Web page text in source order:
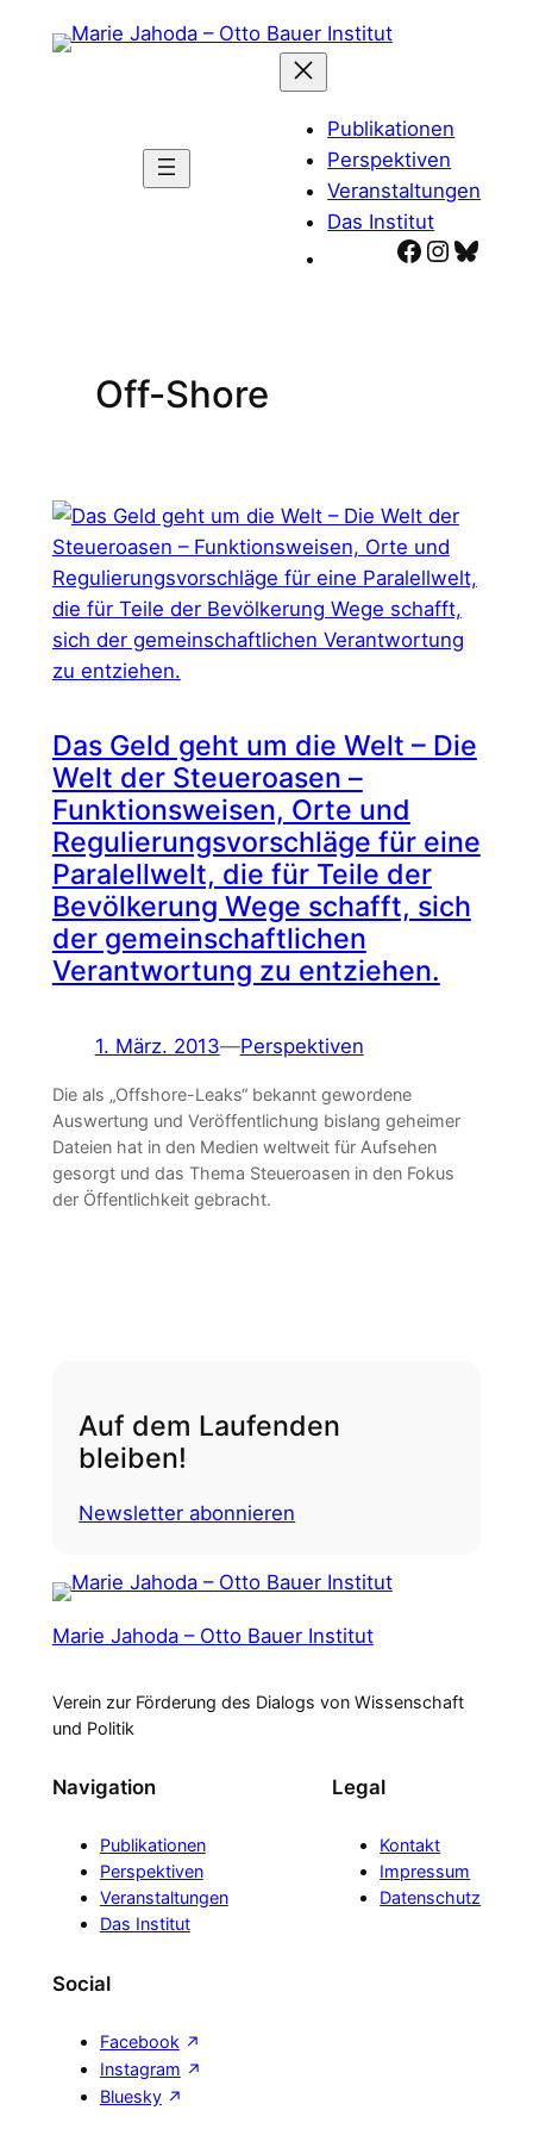
Inhalt
Publikationen
Perspektiven
Veranstaltungen
Das Institut
Facebook
Off-Shore
Das Geld geht um die Welt – Die
Welt der Steueroasen –
Funktionsweisen, Orte und
Regulierungsvorschläge für eine
Paralellwelt, die für Teile der
Bevölkerung Wege schafft, sich
der gemeinschaftlichen
Verantwortung zu entziehen.
1. März. 2013—Perspektiven
Die als „Offshore-Leaks“ bekannt gewordene
Auswertung und Veröffentlichung bislang geheimer
Dateien hat in den Medien weltweit für Aufsehen
gesorgt und das Thema Steueroasen in den Fokus
der Öffentlichkeit gebracht.
Auf dem Laufenden
bleiben!
Newsletter abonnieren
Marie Jahoda – Otto Bauer Institut
Verein zur Förderung des Dialogs von Wissenschaft
und Politik
Navigation
Publikationen
Perspektiven
Veranstaltungen
Das Institut
Legal
Kontakt
Impressum
Datenschutz
Social
Facebook
Instagram
Bluesky